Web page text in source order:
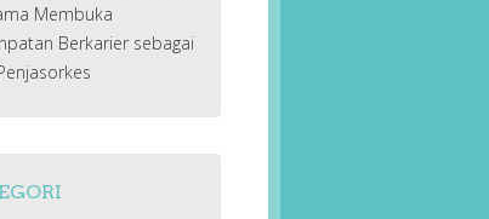
Membuka
Berkarier sebagai